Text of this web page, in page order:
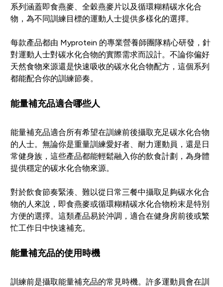
系列涵蓋即食燕麥、全穀燕麥片以及循環糊精碳水化合
物，為不同訓練目標的運動人士提供多樣化的選擇。
每款產品都由 Myprotein 的專業營養師團隊精心研發，針
對運動人士對碳水化合物的實際需求而設計。不論你偏好
天然食物來源還是快速吸收的碳水化合物配方，這個系列
都能配合你的訓練節奏。
能量補充品適合哪些人
能量補充品適合所有希望在訓練前後攝取充足碳水化合物
的人士。無論你是重量訓練愛好者、耐力運動員，還是日
常健身族，這些產品都能輕鬆融入你的飲食計劃，為身體
提供穩定的碳水化合物來源。
對於飲食節奏緊湊、難以從日常三餐中攝取足夠碳水化合
物的人來說，即食燕麥或循環糊精碳水化合物粉末是特別
方便的選擇。這類產品易於沖調，適合在健身房前後或繁
忙工作日中快速補充。
能量補充品的使用時機
訓練前是攝取能量補充品的常見時機。許多運動員會在訓